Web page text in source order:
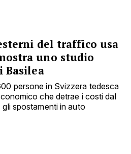
del traffico usa
uno studio
Basilea
persone in Svizzera tedesca
che detrae i costi dal
spostamenti in auto